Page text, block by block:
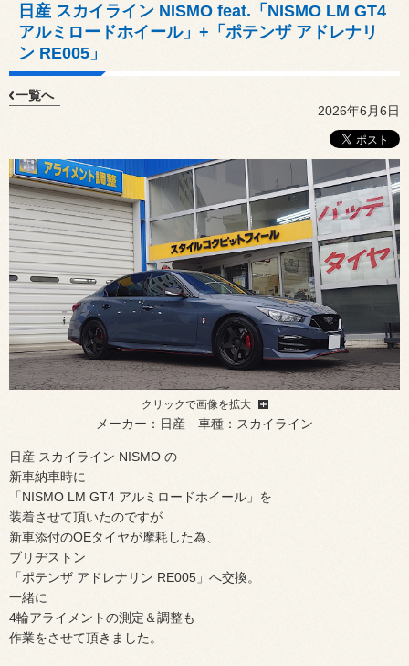
日産 スカイライン NISMO feat.「NISMO LM GT4
アルミロードホイール」+「ポテンザ アドレナリ
ン RE005」
一覧へ
2026年6月6日
クリックで画像を拡大
メーカー：日産 車種：スカイライン
日産 スカイライン NISMO の
新車納車時に
「NISMO LM GT4 アルミロードホイール」を
装着させて頂いたのですが
新車添付のOEタイヤが摩耗した為、
ブリヂストン
「ポテンザ アドレナリン RE005」へ交換。
一緒に
4輪アライメントの測定＆調整も
作業をさせて頂きました。